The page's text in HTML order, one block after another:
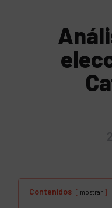
Contenidos mostrar